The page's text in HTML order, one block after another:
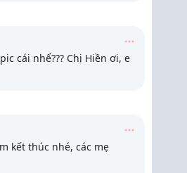
cái nhể??? Chị Hiền ơi, e
kết thúc nhé, các mẹ